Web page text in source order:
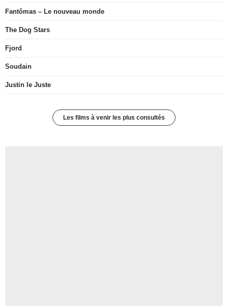
Fantômas – Le nouveau monde
The Dog Stars
Fjord
Soudain
Justin le Juste
Les films à venir les plus consultés